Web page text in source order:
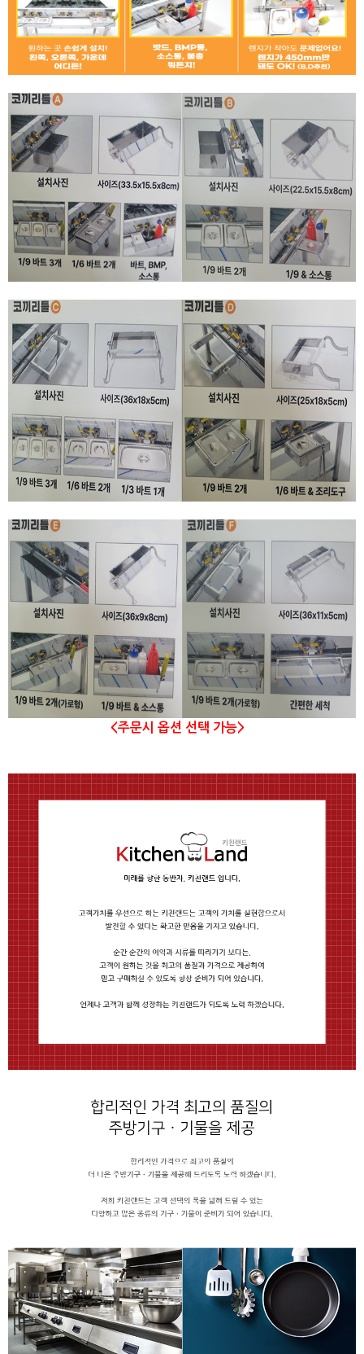
<주문시 옵션 선택 가능>